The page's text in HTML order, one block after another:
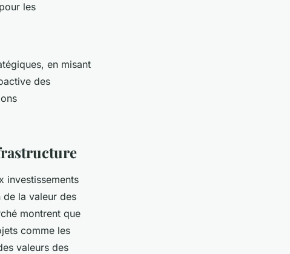
les
en misant
des
investissements
de la valeur des
montrent que
comme les
valeurs des